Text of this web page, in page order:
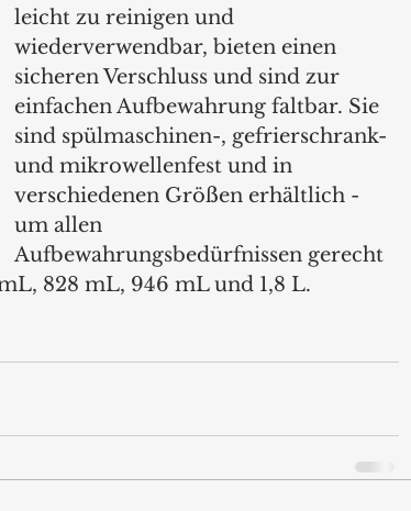
leicht zu reinigen und
wiederverwendbar, bieten einen
sicheren Verschluss und sind zur
einfachen Aufbewahrung faltbar. Sie
sind spülmaschinen-, gefrierschrank-
und mikrowellenfest und in
verschiedenen Größen erhältlich -
um allen
Aufbewahrungsbedürfnissen gerecht
828 mL, 946 mL und 1,8 L.